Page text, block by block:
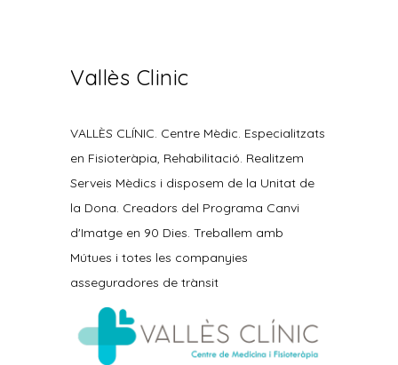
Vallès Clinic
VALLÈS CLÍNIC. Centre Mèdic. Especialitzats
en Fisioteràpia, Rehabilitació. Realitzem
Serveis Mèdics i disposem de la Unitat de
la Dona. Creadors del Programa Canvi
d'Imatge en 90 Dies. Treballem amb
Mútues i totes les companyies
asseguradores de trànsit